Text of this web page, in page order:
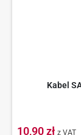
Kabel
10,90 zł z VAT